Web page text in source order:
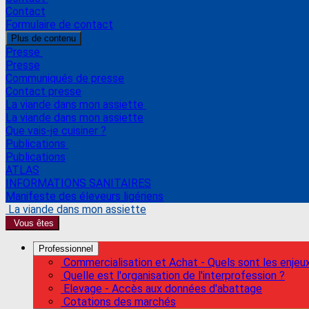
Contact
Formulaire de contact
Plus de contenu
Presse
Presse
Communiqués de presse
Contact presse
La viande dans mon assiette
La viande dans mon assiette
Que vais-je cuisiner ?
Publications
Publications
ATLAS
INFORMATIONS SANITAIRES
Manifeste des éleveurs ligériens
La viande dans mon assiette
Vous êtes
Professionnel
Commercialisation et Achat - Quels sont les
Quelle est l'organisation de l'interprofession ?
Elevage - Accès aux données d'abattage
Cotations des marchés